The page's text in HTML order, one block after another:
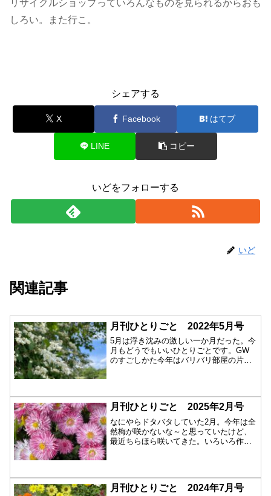
リサイクルショップっていろんなものを見られるからおも
しろい。また行こ。
シェアする
X Facebook はてブ
LINE コピー
いどをフォローする
いど
関連記事
月刊ひとりごと 2022年5月号
5月は浮き沈みの激しい一か月だった。今
月もどうでもいいひとりごとです。GW
のすごしかた今年はバリバリ部屋の片付
月刊ひとりごと 2025年2月号
なにやらドタバタしていた2月。今年は全
然梅が咲かないな～と思っていたけど、
最近ちらほら咲いてきた。いろいろ作っ
月刊ひとりごと 2024年7月号